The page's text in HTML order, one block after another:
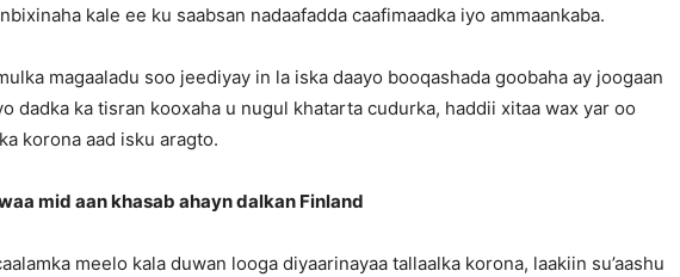
kale ee ku saabsan nadaafadda caafimaadka iyo ammaankaba.
magaaladu soo jeediyay in la iska daayo booqashada goobaha ay joogaan
dadka ka tisran kooxaha u nugul khatarta cudurka, haddii xitaa wax yar oo
korona aad isku aragto.
mid aan khasab ahayn dalkan Finland
meelo kala duwan looga diyaarinayaa tallaalka korona, laakiin su’aashu